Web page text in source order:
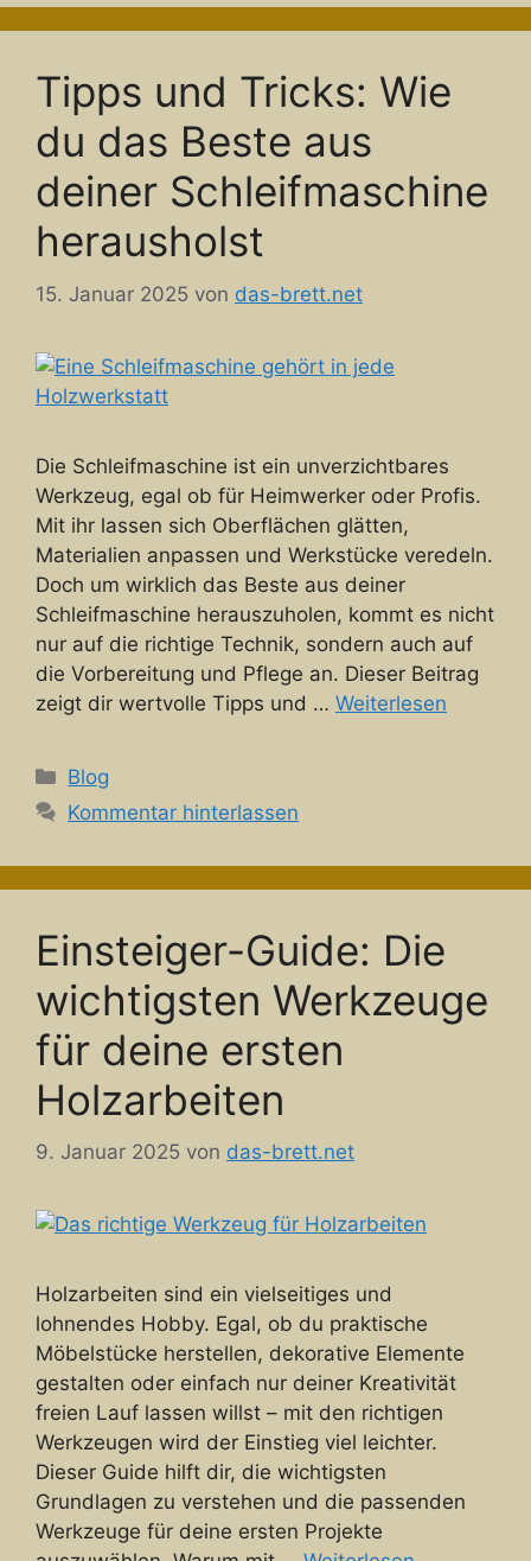
Tipps und Tricks: Wie
du das Beste aus
deiner Schleifmaschine
herausholst
15. Januar 2025 von das-brett.net
Die Schleifmaschine ist ein unverzichtbares
Werkzeug, egal ob für Heimwerker oder Profis.
Mit ihr lassen sich Oberflächen glätten,
Materialien anpassen und Werkstücke veredeln.
Doch um wirklich das Beste aus deiner
Schleifmaschine herauszuholen, kommt es nicht
nur auf die richtige Technik, sondern auch auf
die Vorbereitung und Pflege an. Dieser Beitrag
zeigt dir wertvolle Tipps und … Weiterlesen
Kategorien
Blog
Kommentar hinterlassen
Einsteiger-Guide: Die
wichtigsten Werkzeuge
für deine ersten
Holzarbeiten
9. Januar 2025 von das-brett.net
Holzarbeiten sind ein vielseitiges und
lohnendes Hobby. Egal, ob du praktische
Möbelstücke herstellen, dekorative Elemente
gestalten oder einfach nur deiner Kreativität
freien Lauf lassen willst – mit den richtigen
Werkzeugen wird der Einstieg viel leichter.
Dieser Guide hilft dir, die wichtigsten
Grundlagen zu verstehen und die passenden
Werkzeuge für deine ersten Projekte